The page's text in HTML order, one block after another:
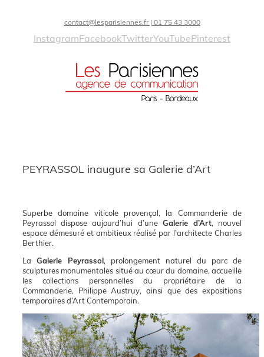
contact@lesparisiennes.fr | 01 75 43 3000
InstagramFacebookTwitterYouTubePinterest
PEYRASSOL inaugure sa Galerie d’Art
Superbe domaine viticole provençal, la Commanderie de
Peyrassol dispose aujourd’hui d’une Galerie d’Art, nouvel
espace démesuré et ambitieux réalisé par l’architecte Charles
Berthier.
La Galerie Peyrassol, prolongement naturel du parc de
sculptures monumentales situé au cœur du domaine, accueille
les collections personnelles du propriétaire de la
Commanderie, Philippe Austruy, ainsi que des expositions
temporaires d’Art Contemporain.